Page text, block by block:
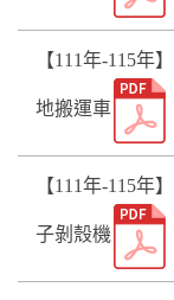
【111年-115年
地搬運車
【111年-115年
子剝殼機